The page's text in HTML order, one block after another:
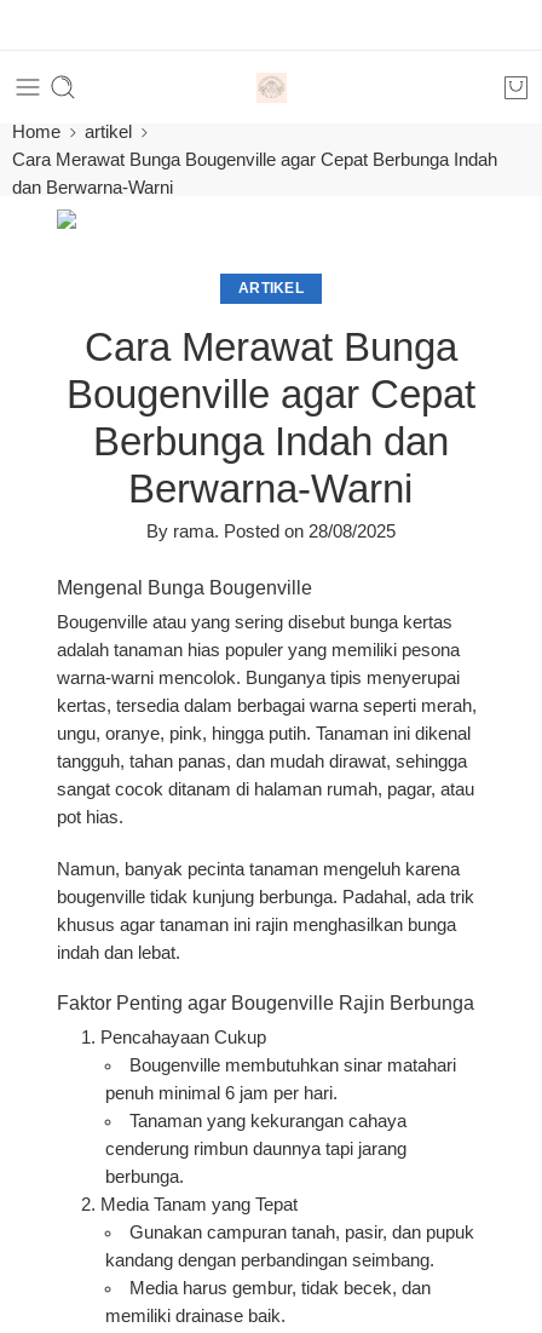
Home
artikel
Cara Merawat Bunga Bougenville agar Cepat Berbunga Indah
dan Berwarna-Warni
ARTIKEL
Cara Merawat Bunga
Bougenville agar Cepat
Berbunga Indah dan
Berwarna-Warni
By rama. Posted on 28/08/2025
Mengenal Bunga Bougenville
Bougenville atau yang sering disebut bunga kertas
adalah tanaman hias populer yang memiliki pesona
warna-warni mencolok. Bunganya tipis menyerupai
kertas, tersedia dalam berbagai warna seperti merah,
ungu, oranye, pink, hingga putih. Tanaman ini dikenal
tangguh, tahan panas, dan mudah dirawat, sehingga
sangat cocok ditanam di halaman rumah, pagar, atau
pot hias.
Namun, banyak pecinta tanaman mengeluh karena
bougenville tidak kunjung berbunga. Padahal, ada trik
khusus agar tanaman ini rajin menghasilkan bunga
indah dan lebat.
Faktor Penting agar Bougenville Rajin Berbunga
Pencahayaan Cukup
Bougenville membutuhkan sinar matahari
penuh minimal 6 jam per hari.
Tanaman yang kekurangan cahaya
cenderung rimbun daunnya tapi jarang
berbunga.
Media Tanam yang Tepat
Gunakan campuran tanah, pasir, dan pupuk
kandang dengan perbandingan seimbang.
Media harus gembur, tidak becek, dan
memiliki drainase baik.